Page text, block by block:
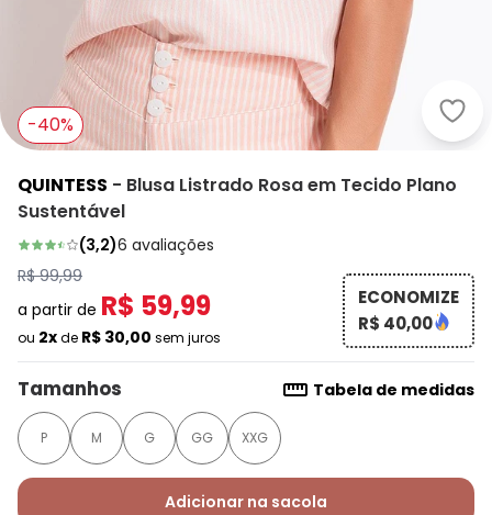
-40%
QUINTESS - Blusa Listrado Rosa em Tecido Plano
Sustentável
(3,2)6 avaliações
R$ 99,99
a partir de R$ 59,99
ou 2xde R$ 30,00 sem juros
ECONOMIZE
R$ 40,00
Tamanhos Tabela de medidas
P M G GG XXG
Adicionar na sacola